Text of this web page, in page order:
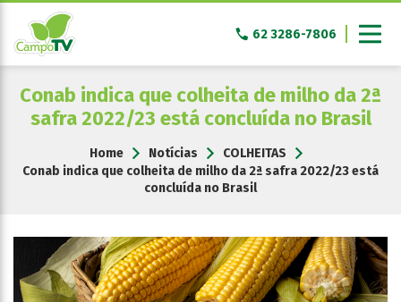
Pular
conteúdo
62 3286-7806
Conab indica que colheita de milho da 2ª
safra 2022/23 está concluída no Brasil
Home Notícias
COLHEITAS
Conab indica que colheita de milho da 2ª safra 2022/23 está
concluída no Brasil